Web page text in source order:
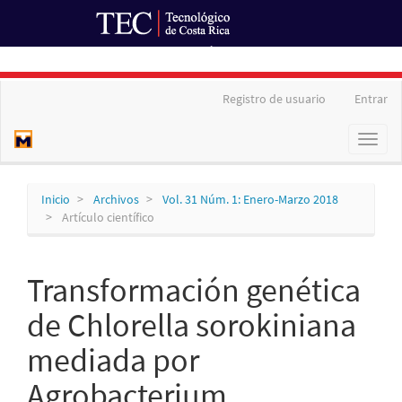
Registro de usuario Entrar
Toggle
Inicio Archivos
Vol. 31 Núm. 1: Enero-Marzo 2018
Artículo científico
Transformación genética
de Chlorella sorokiniana
mediada por